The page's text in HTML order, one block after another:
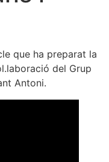
que ha preparat la
del Grup
Antoni.